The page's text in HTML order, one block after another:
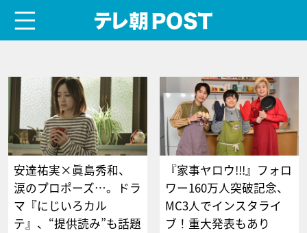
安達祐実×眞島秀和、
涙のプロポーズ…。ドラ
マ『にじいろカル
テ』、“提供読み”も話題
『家事ヤロウ!!!』フォロ
ワー160万人突破記念、
MC3人でインスタライ
ブ！重大発表もあり